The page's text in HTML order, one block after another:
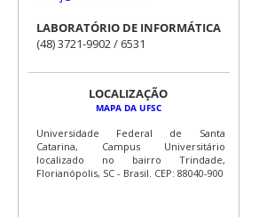
LABORATÓRIO DE INFORMÁTICA
(48) 3721-9902 / 6531
LOCALIZAÇÃO
MAPA DA UFSC
Universidade Federal de Santa
Catarina, Campus Universitário
localizado no bairro Trindade,
Florianópolis, SC - Brasil. CEP: 88040-900